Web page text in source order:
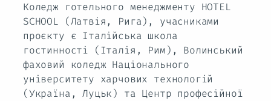
Коледж готельного менеджменту HOTEL
SCHOOL (Латвія, Рига), учасниками
проєкту є Італійська школа
гостинності (Італія, Рим), Волинський
фаховий коледж Національного
університету харчових технологій
(Україна, Луцьк) та Центр професійної